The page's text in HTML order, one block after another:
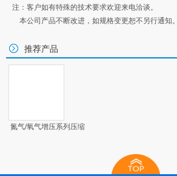
注：客户如有特殊的技术要求欢迎来电洽谈。
本公司产品不断改进，如规格变更恕不另行通知。
推荐产品
氮气/氧气增压系列压缩